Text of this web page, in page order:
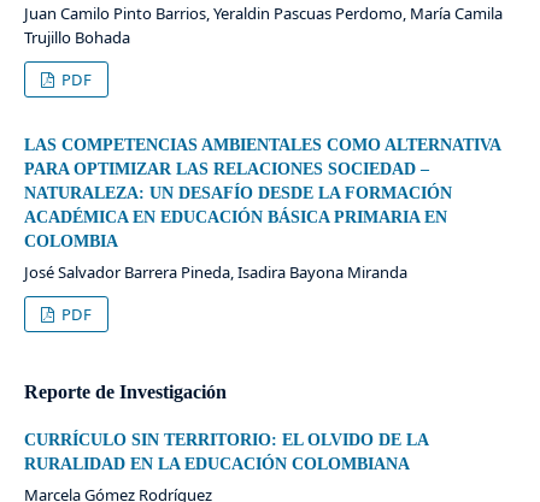
Juan Camilo Pinto Barrios, Yeraldin Pascuas Perdomo, María Camila
Trujillo Bohada
PDF
LAS COMPETENCIAS AMBIENTALES COMO ALTERNATIVA
PARA OPTIMIZAR LAS RELACIONES SOCIEDAD –
NATURALEZA: UN DESAFÍO DESDE LA FORMACIÓN
ACADÉMICA EN EDUCACIÓN BÁSICA PRIMARIA EN
COLOMBIA
José Salvador Barrera Pineda, Isadira Bayona Miranda
PDF
Reporte de Investigación
CURRÍCULO SIN TERRITORIO: EL OLVIDO DE LA
RURALIDAD EN LA EDUCACIÓN COLOMBIANA
Marcela Gómez Rodríguez